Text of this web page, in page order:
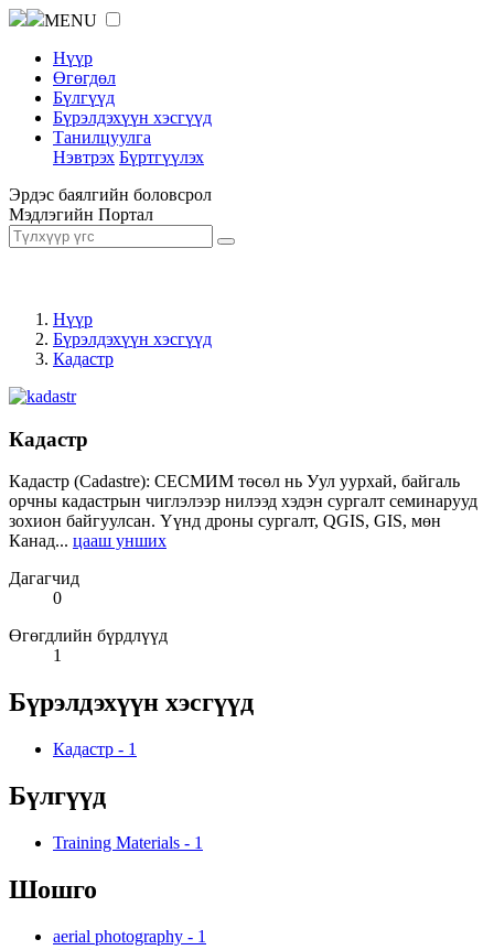
MENU
Нүүр
Өгөгдөл
Бүлгүүд
Бүрэлдэхүүн хэсгүүд
Танилцуулга
Нэвтрэх Бүртгүүлэх
Эрдэс баялгийн боловсрол
Мэдлэгийн Портал
Нүүр
Бүрэлдэхүүн хэсгүүд
Кадастр
Кадастр
Кадастр (Cadastre): СЕСМИМ төсөл нь Уул уурхай, байгаль
орчны кадастрын чиглэлээр нилээд хэдэн сургалт семинарууд
зохион байгуулсан. Үүнд дроны сургалт, QGIS, GIS, мөн
Канад... цааш унших
Дагагчид
0
Өгөгдлийн бүрдлүүд
1
Бүрэлдэхүүн хэсгүүд
Кадастр - 1
Бүлгүүд
Training Materials - 1
Шошго
aerial photography - 1